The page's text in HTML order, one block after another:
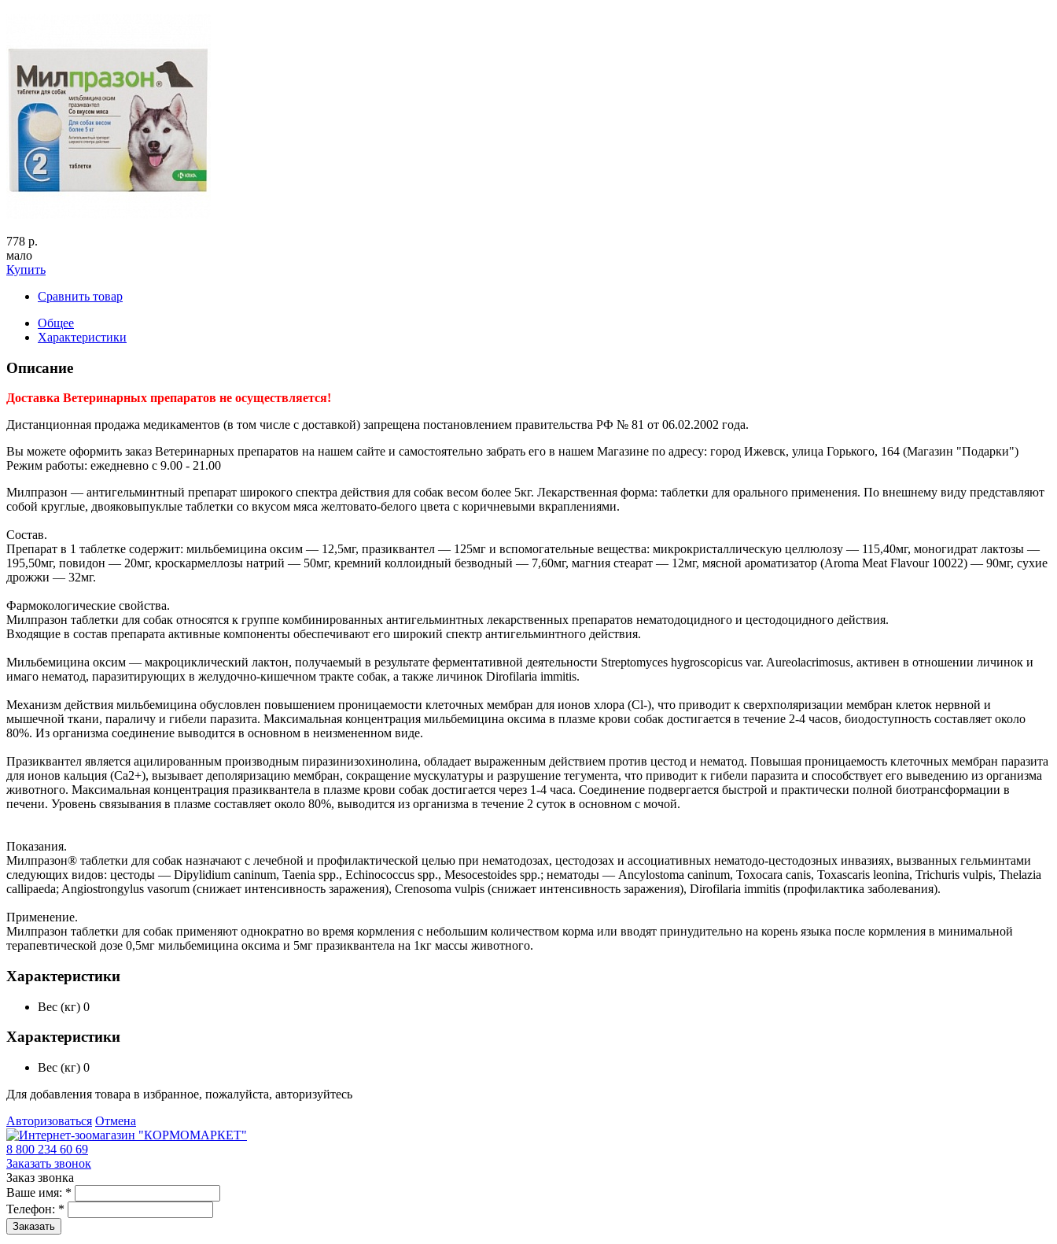
778 р.
мало
Купить
Сравнить товар
Общее
Характеристики
Описание
Доставка Ветеринарных препаратов не осуществляется!
Дистанционная продажа медикаментов (в том числе с доставкой) запрещена постановлением правительства РФ № 81 от 06.02.2002 года.
Вы можете оформить заказ Ветеринарных препаратов на нашем сайте и самостоятельно забрать его в нашем Магазине по адресу: город Ижевск, улица Горького, 164 (Магазин "Подарки")
Режим работы: ежедневно с 9.00 - 21.00
Милпразон — антигельминтный препарат широкого спектра действия для собак весом более 5кг. Лекарственная форма: таблетки для орального применения. По внешнему виду представляют
собой круглые, двояковыпуклые таблетки со вкусом мяса желтовато-белого цвета с коричневыми вкраплениями.
Состав.
Препарат в 1 таблетке содержит: мильбемицина оксим — 12,5мг, празиквантел — 125мг и вспомогательные вещества: микрокристаллическую целлюлозу — 115,40мг, моногидрат лактозы —
195,50мг, повидон — 20мг, кроскармеллозы натрий — 50мг, кремний коллоидный безводный — 7,60мг, магния стеарат — 12мг, мясной ароматизатор (Aroma Meat Flavour 10022) — 90мг, сухие
дрожжи — 32мг.
Фармокологические свойства.
Милпразон таблетки для собак относятся к группе комбинированных антигельминтных лекарственных препаратов нематодоцидного и цестодоцидного действия.
Входящие в состав препарата активные компоненты обеспечивают его широкий спектр антигельминтного действия.
Мильбемицина оксим — макроциклический лактон, получаемый в результате ферментативной деятельности Streptomyces hygroscopicus var. Aureolacrimosus, активен в отношении личинок и
имаго нематод, паразитирующих в желудочно-кишечном тракте собак, а также личинок Dirofilaria immitis.
Механизм действия мильбемицина обусловлен повышением проницаемости клеточных мембран для ионов хлора (Cl-), что приводит к сверхполяризации мембран клеток нервной и
мышечной ткани, параличу и гибели паразита. Максимальная концентрация мильбемицина оксима в плазме крови собак достигается в течение 2-4 часов, биодоступность составляет около
80%. Из организма соединение выводится в основном в неизмененном виде.
Празиквантел является ацилированным производным пиразинизохинолина, обладает выраженным действием против цестод и нематод. Повышая проницаемость клеточных мембран паразита
для ионов кальция (Ca2+), вызывает деполяризацию мембран, сокращение мускулатуры и разрушение тегумента, что приводит к гибели паразита и способствует его выведению из организма
животного. Максимальная концентрация празиквантела в плазме крови собак достигается через 1-4 часа. Соединение подвергается быстрой и практически полной биотрансформации в
печени. Уровень связывания в плазме составляет около 80%, выводится из организма в течение 2 суток в основном с мочой.
Показания.
Милпразон® таблетки для собак назначают с лечебной и профилактической целью при нематодозах, цестодозах и ассоциативных нематодо-цестодозных инвазиях, вызванных гельминтами
следующих видов: цестоды — Dipylidium caninum, Taenia spp., Echinococcus spp., Mesocestoides spp.; нематоды — Ancylostoma caninum, Toxocara canis, Toxascaris leonina, Trichuris vulpis, Thelazia
callipaeda; Angiostrongylus vasorum (снижает интенсивность заражения), Crenosoma vulpis (снижает интенсивность заражения), Dirofilaria immitis (профилактика заболевания).
Применение.
Милпразон таблетки для собак применяют однократно во время кормления с небольшим количеством корма или вводят принудительно на корень языка после кормления в минимальной
терапевтической дозе 0,5мг мильбемицина оксима и 5мг празиквантела на 1кг массы животного.
Характеристики
Вес (кг) 0
Характеристики
Вес (кг) 0
Для добавления товара в избранное, пожалуйста, авторизуйтесь
Авторизоваться Отмена
8 800 234 60 69
Заказать звонок
Заказ звонка
Ваше имя: *
Телефон: *
Заказать